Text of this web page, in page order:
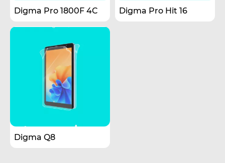
Digma Pro 1800F 4C Digma Pro Hit 16
Digma Q8